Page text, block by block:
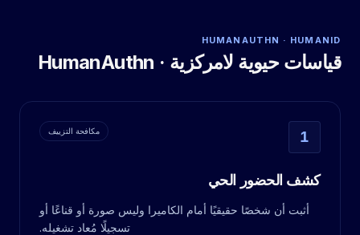
HUMANAUTHN · HUMANID
قياسات حيوية لامركزية · HumanAuthn
1 مكافحة التزييف
كشف الحضور الحي
أثبت أن شخصًا حقيقيًا أمام الكاميرا وليس صورة أو قناعًا أو
تسجيلًا مُعاد تشغيله.